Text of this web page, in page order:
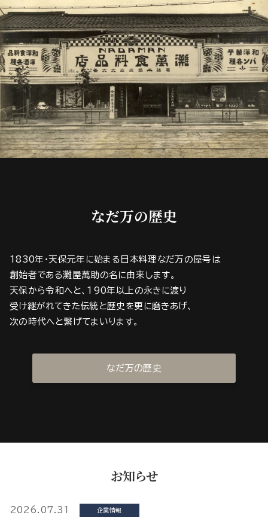
なだ万の歴史
1830年・天保元年に始まる日本料理なだ万の屋号は
創始者である灘屋萬助の名に由来します。
天保から令和へと、190年以上の永きに渡り
受け継がれてきた伝統と歴史を更に磨きあげ、
次の時代へと繋げてまいります。
なだ万の歴史
お知らせ
2026.07.31 企業情報